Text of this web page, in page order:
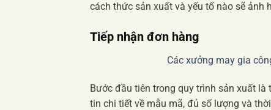
cách thức sản xuất và yếu tố nào sẽ
Tiếp nhận đơn hàng
Các xưởng may gia
Bước đầu tiên trong quy trình sản xuất
tin chi tiết về mẫu mã, đủ số lượng và